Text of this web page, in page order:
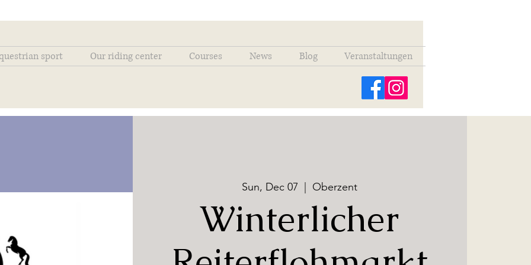
sport Our riding center Courses News Blog Veranstaltungen
Sun, Dec 07 Oberzent
Winterlicher